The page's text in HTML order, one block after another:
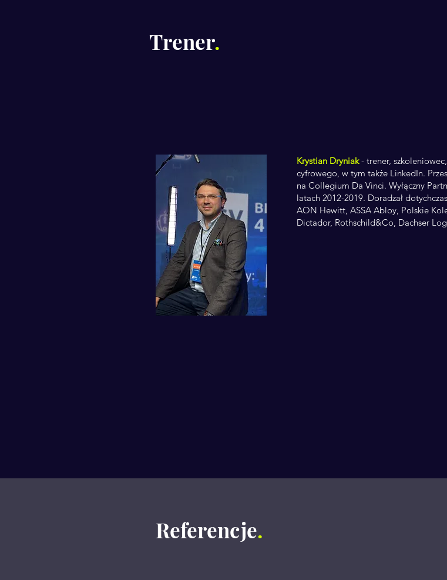
Trener.
Krystian Dryniak- trener,
cyfrowego, w tym także LinkedIn.
na Collegium Da Vinci. Wyłączny
latach 2012-2019. Doradzał
AON Hewitt, ASSA Abloy, Polskie
Dictador, Rothschild&Co, Dachser
Referencje.